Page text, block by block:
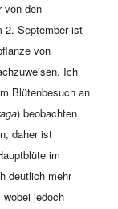
von den
2. September ist
von
Ich
Blütenbesuch an
) beobachten.
daher ist
im
deutlich mehr
jedoch